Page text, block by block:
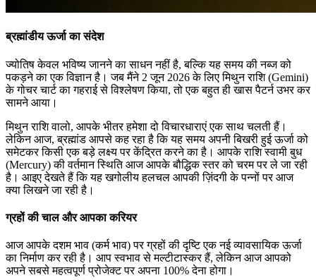
ब्रह्मांडीय ऊर्जा का संदेश
ज्योतिष केवल भविष्य जानने का साधन नहीं है, बल्कि यह समय की नब्ज को
पकड़ने का एक विज्ञान है। जब मैंने 2 जून 2026 के लिए मिथुन राशि (Gemini)
के गोचर चार्ट का गहराई से विश्लेषण किया, तो एक बहुत ही खास पैटर्न उभर कर
सामने आया।
मिथुन राशि वालो, आपके भीतर हमेशा दो विचारधाराएं एक साथ चलती हैं।
लेकिन आज, ब्रह्मांड आपसे कह रहा है कि यह समय अपनी बिखरी हुई ऊर्जा को
समेटकर किसी एक बड़े लक्ष्य पर केंद्रित करने का है। आपके राशि स्वामी बुध
(Mercury) की वर्तमान स्थिति आज आपके बौद्धिक स्तर को चरम पर ले जा रही
है। आइए देखते हैं कि यह खगोलीय हलचल आपकी ज़िंदगी के पन्नों पर आज
क्या लिखने जा रही है।
ग्रहों की चाल और आपका करियर
आज आपके दशम भाव (कर्म भाव) पर ग्रहों की दृष्टि एक नई व्यावसायिक ऊर्जा
का निर्माण कर रही है। आप स्वभाव से मल्टीटास्कर हैं, लेकिन आज आपको
अपने सबसे महत्वपूर्ण प्रोजेक्ट पर अपना 100% देना होगा।